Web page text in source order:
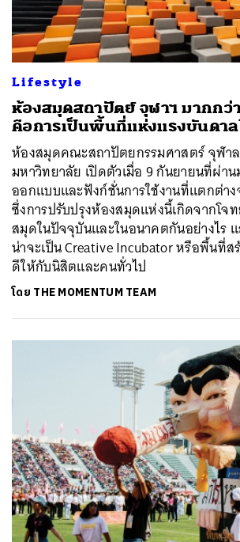
Lifestyle
ห้องสมุดสถาปัตย์ จุฬาฯ มากกว่
คือการเป็นพื้นที่แห่งแรงบันดาล
ห้องสมุดคณะสถาปัตยกรรมศาสตร์ จุฬา
มหาวิทยาลัย เปิดตัวเมื่อ 9 กันยายนที่ผ่าน
ออกแบบและฟังก์ชั่นการใช้งานที่แตกต่า
ซึ่งการปรับปรุงห้องสมุดแห่งนี้เกิดจากโจ
สมุดในปัจจุบันและในอนาคตกันอย่างไร
น่าจะเป็น Creative Incubator หรือพื้นที่ส
ดีให้กับนิสิตและคนทั่วไป
โดย THE MOMENTUM TEAM